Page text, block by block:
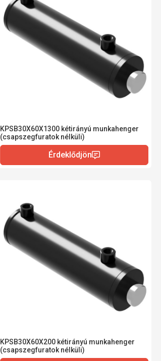
KPSB30X60X1300 kétirányú munkahenger
(csapszegfuratok nélküli)
KPSB30X60X200 kétirányú munkahenger
(csapszegfuratok nélküli)